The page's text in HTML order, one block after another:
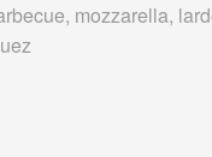
mozzarella,